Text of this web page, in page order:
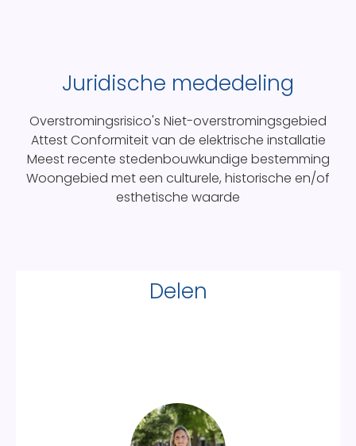
Juridische mededeling
Overstromingsrisico's Niet-overstromingsgebied
Attest Conformiteit van de elektrische installatie
Meest recente stedenbouwkundige bestemming
Woongebied met een culturele, historische en/of
esthetische waarde
Delen